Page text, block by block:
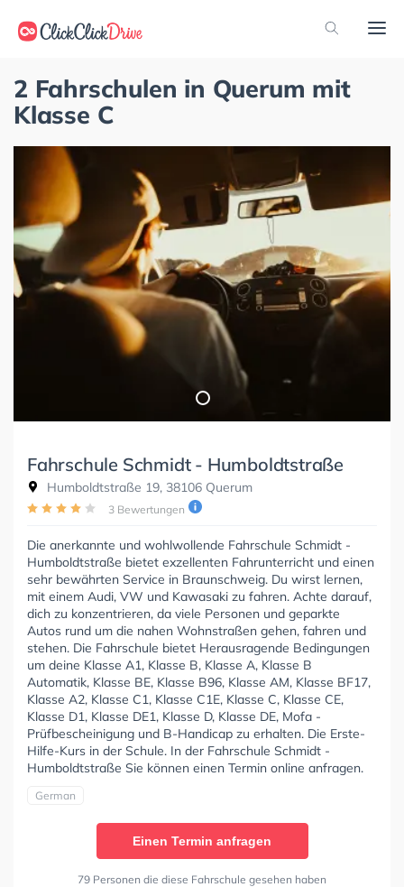
2 Fahrschulen in Querum mit
Klasse C
Fahrschule Schmidt - Humboldtstraße
Humboldtstraße 19, 38106 Querum
3 Bewertungen
Die anerkannte und wohlwollende Fahrschule Schmidt -
Humboldtstraße bietet exzellenten Fahrunterricht und einen
sehr bewährten Service in Braunschweig. Du wirst lernen,
mit einem Audi, VW und Kawasaki zu fahren. Achte darauf,
dich zu konzentrieren, da viele Personen und geparkte
Autos rund um die nahen Wohnstraßen gehen, fahren und
stehen. Die Fahrschule bietet Herausragende Bedingungen
um deine Klasse A1, Klasse B, Klasse A, Klasse B
Automatik, Klasse BE, Klasse B96, Klasse AM, Klasse BF17,
Klasse A2, Klasse C1, Klasse C1E, Klasse C, Klasse CE,
Klasse D1, Klasse DE1, Klasse D, Klasse DE, Mofa -
Prüfbescheinigung und B-Handicap zu erhalten. Die Erste-
Hilfe-Kurs in der Schule. In der Fahrschule Schmidt -
Humboldtstraße Sie können einen Termin online anfragen.
German
Einen Termin anfragen
79 Personen die diese Fahrschule gesehen haben